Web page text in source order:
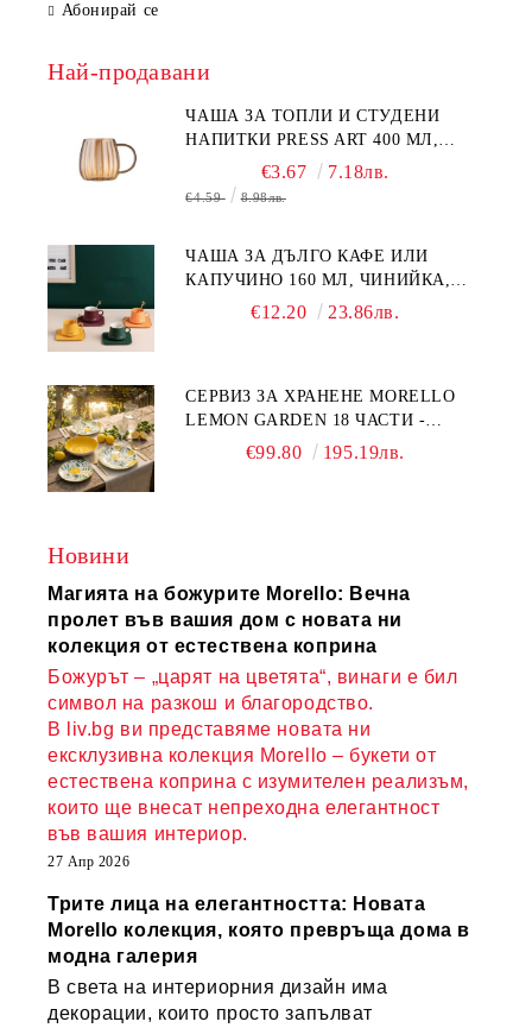
Абонирай се
Най-продавани
ЧАША ЗА ТОПЛИ И СТУДЕНИ
НАПИТКИ PRESS ART 400 МЛ,
БОРОСИЛИКАТНО СТЪКЛО
€3.67 7.18лв.
€4.59 8.98лв.
ЧАША ЗА ДЪЛГО КАФЕ ИЛИ
КАПУЧИНО 160 МЛ, ЧИНИЙКА,
ЛЪЖИЧКА GREEN, ORANGE LOVE
€12.20 23.86лв.
СЕРВИЗ ЗА ХРАНЕНЕ MORELLO
LEMON GARDEN 18 ЧАСТИ -
ПОРЦЕЛАН€99.80 195.19лв.
Новини
Магията на божурите Morello: Вечна
пролет във вашия дом с новата ни
колекция от естествена коприна
Божурът – „царят на цветята“, винаги е бил
символ на разкош и благородство.
В liv.bg ви представяме новата ни
ексклузивна колекция Morello – букети от
естествена коприна с изумителен реализъм,
които ще внесат непреходна елегантност
във вашия интериор.
27 Апр 2026
Трите лица на елегантността: Новата
Morello колекция, която превръща дома в
модна галерия
В света на интериорния дизайн има
декорации, които просто запълват